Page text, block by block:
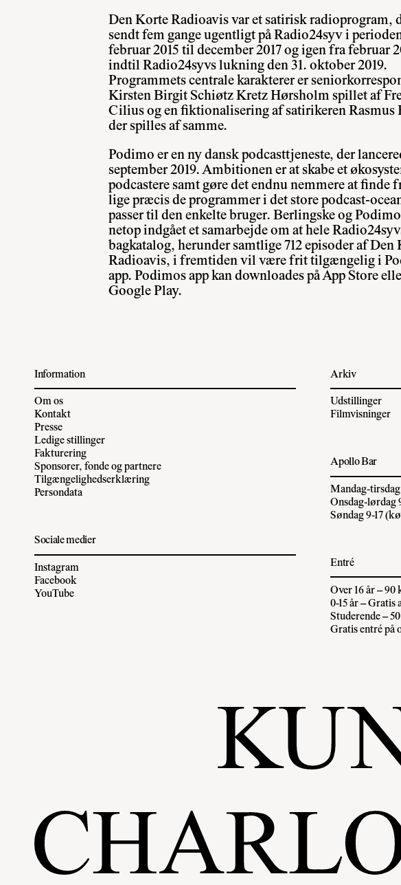
Den Korte Radioavis var et satirisk radioprogram,
sendt fem gange ugentligt på Radio24syv i
februar 2015 til december 2017 og igen fra februar
indtil Radio24syvs lukning den 31. oktober 2019.
Programmets centrale karakterer er
Kirsten Birgit Schiøtz Kretz Hørsholm spillet af
Cilius og en fiktionalisering af satirikeren Rasmus
der spilles af samme.
Podimo er en ny dansk podcasttjeneste, der
september 2019. Ambitionen er at skabe et
podcastere samt gøre det endnu nemmere at finde
lige præcis de programmer i det store podcast-
passer til den enkelte bruger. Berlingske og
netop indgået et samarbejde om at hele
bagkatalog, herunder samtlige 712 episoder af Den
Radioavis, i fremtiden vil være frit tilgængelig i
app. Podimos app kan downloades på App Store
Google Play.
Information
Om os
Kontakt
Presse
Ledige stillinger
Fakturering
Sponsorer, fonde og partnere
Tilgængelighedserklæring
Persondata
Sociale medier
Instagram
Facebook
YouTube
Arkiv
Udstillinger
Filmvisninger
Apollo Bar
Mandag-
Onsdag-lørdag
Søndag 9-17
Entré
Over 16 år – 90
0-15 år – Gratis
Studerende –
Gratis entré på